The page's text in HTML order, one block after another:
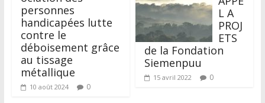
personnes
handicapées lutte
contre le
déboisement grâce
au tissage
métallique
10 août 2024 0
L A
PROJ
ETS
de la Fondation
Siemenpuu
15 avril 2022 0